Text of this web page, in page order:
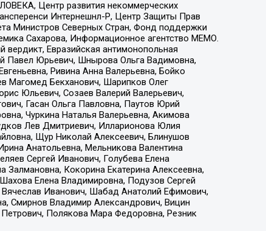
Центр развития некоммерческих
Интернешнл-Р, Центр Защиты Прав
Министров Северных Стран, Фонд поддержки
Сахарова, Информационное агентство МЕМО.
Евразийская антимонопольная
Павел Юрьевич, Шнырова Ольга Вадимовна,
Ривина Анна Валерьевна, Бойко
Магомед Бекханович, Шарипков Олег
Юльевич, Созаев Валерий Валерьевич,
Гасан Ольга Павловна, Паутов Юрий
Чуркина Наталья Валерьевна, Акимова
Лев Дмитриевич, Илларионова Юлия
Щур Николай Алексеевич, Блинушов
Анатольевна, Мельникова Валентина
Сергей Иванович, Голубева Елена
Залмановна, Кокорина Екатерина Алексеевна,
Елена Владимировна, Подузов Сергей
Иванович, Шабад Анатолий Ефимович,
Смирнов Владимир Александрович, Вицин
Полякова Мара Федоровна, Резник